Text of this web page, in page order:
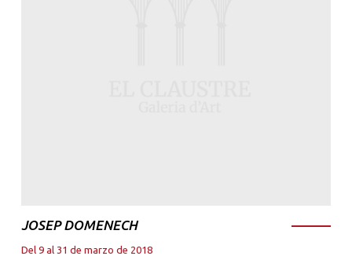
JOSEP DOMENECH
Del 9 al 31 de marzo de 2018